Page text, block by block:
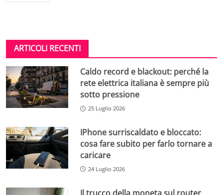
ARTICOLI RECENTI
Caldo record e blackout: perché la
rete elettrica italiana è sempre più
sotto pressione
25 Luglio 2026
IPhone surriscaldato e bloccato:
cosa fare subito per farlo tornare a
caricare
24 Luglio 2026